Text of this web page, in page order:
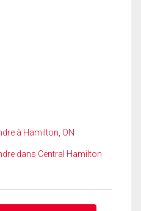
à Hamilton, ON
dans Central Hamilton